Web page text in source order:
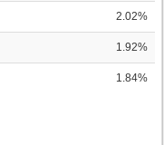
2.02%
1.92%
1.84%